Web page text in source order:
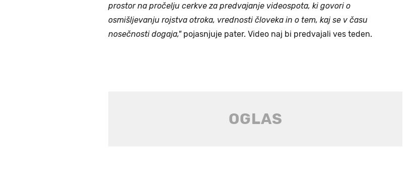
prostor na pročelju cerkve za predvajanje videospota, ki govori o
osmišljevanju rojstva otroka, vrednosti človeka in o tem, kaj se v času
nosečnosti dogaja,"pojasnjuje pater. Video naj bi predvajali ves teden.